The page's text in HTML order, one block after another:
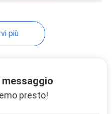
più
presto!